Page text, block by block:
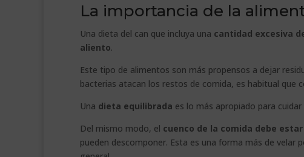
La importancia de la
Una dieta del can que incluya una cantidad excesiva
aliento.
Este tipo de alimentos son más propensos a dejar
bacterias atacan los restos de comida, es habitual que
Una dieta equilibrada es lo más apropiado para
Del mismo modo, el cuenco de la comida debe
pueden descomponer. Esta es una forma más de velar